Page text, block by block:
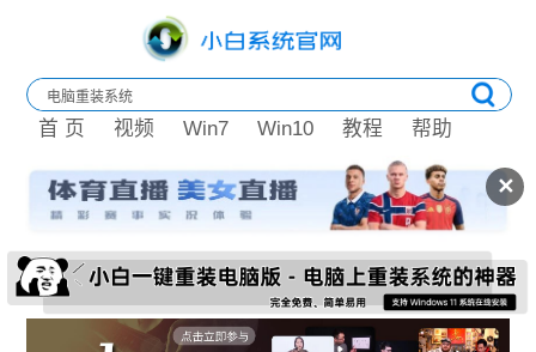
✕
首 页 视频 Win7 Win10 教程 帮助